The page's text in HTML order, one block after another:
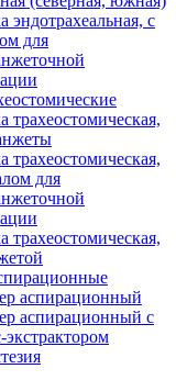
эндотрахеальная, с
для
трахеостомическая,
трахеостомическая,
для
трахеостомическая,
аспирационный
аспирационный с
экстрактором